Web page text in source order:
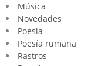
Música
Novedades
Poesia
Poesía rumana
Rastros